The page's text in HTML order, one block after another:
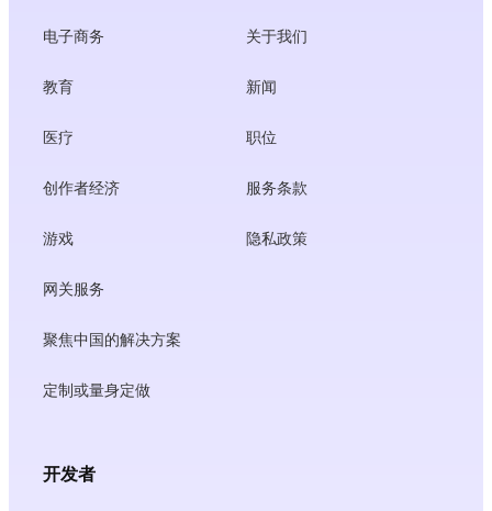
电子商务
教育
医疗
创作者经济
游戏
网关服务
聚焦中国的解决方案
定制或量身定做
关于我们
新闻
职位
服务条款
隐私政策
开发者